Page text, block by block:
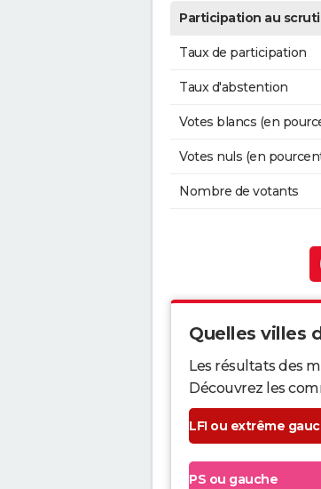
Participation au
Taux de participation
Taux d'abstention
Votes blancs (en
Votes nuls (en
Nombre de votants
Quelles villes
Les résultats des
Découvrez les
LFI ou extrême
PS ou gauche